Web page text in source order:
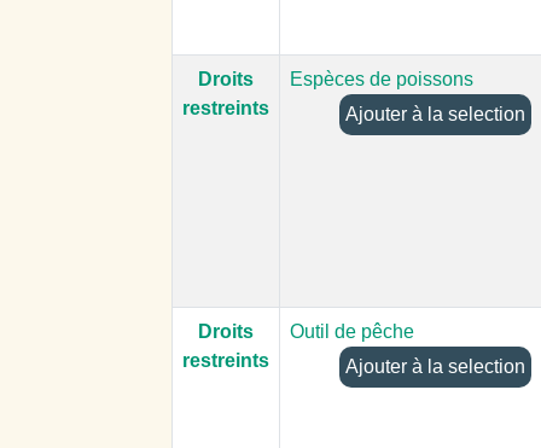
Droits
restreints
Espèces de poissons
Ajouter à la selection
Droits
restreints
Outil de pêche
Ajouter à la selection